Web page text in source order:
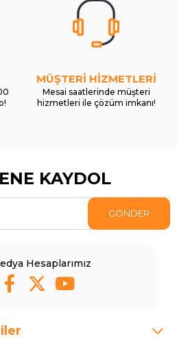
MÜŞTERİ HİZMETLERİ
Mesai saatlerinde müşteri
hizmetleri ile çözüm imkanı!
KAYDOL
GÖNDER
Hesaplarımız